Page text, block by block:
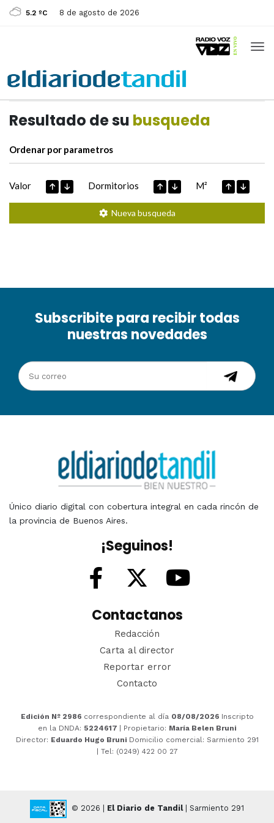
5.2 ºC 8 de agosto de 2026
Resultado de su busqueda
Ordenar por parametros
Valor Dormitorios M²
Nueva busqueda
Subscribite para recibir todas
nuestras novedades
Único diario digital con cobertura integral en cada rincón de
la provincia de Buenos Aires.
¡Seguinos!
Contactanos
Redacción
Carta al director
Reportar error
Contacto
Edición Nº 2986 correspondiente al día 08/08/2026 Inscripto
en la DNDA: 5224617 | Propietario: María Belen Bruni
Director: Eduardo Hugo Bruni Domicilio comercial: Sarmiento 291
| Tel: (0249) 422 00 27
© 2026 | El Diario de Tandil| Sarmiento 291